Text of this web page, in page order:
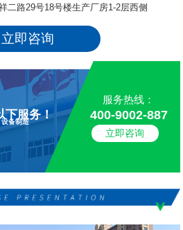
二路29号18号楼生产厂房1-2层西侧
立即咨询
下服务！
设备制造
服务热线：
400-9002-887
立即咨询